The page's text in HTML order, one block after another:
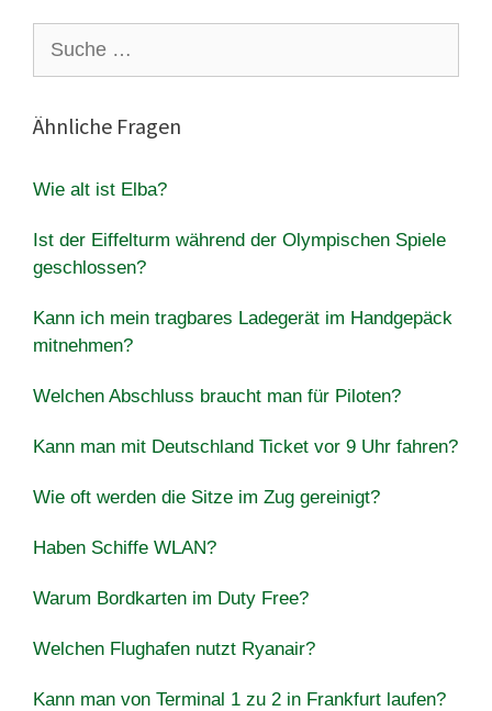
nach:
Ähnliche Fragen
Wie alt ist Elba?
Ist der Eiffelturm während der Olympischen Spiele
geschlossen?
Kann ich mein tragbares Ladegerät im Handgepäck
mitnehmen?
Welchen Abschluss braucht man für Piloten?
Kann man mit Deutschland Ticket vor 9 Uhr fahren?
Wie oft werden die Sitze im Zug gereinigt?
Haben Schiffe WLAN?
Warum Bordkarten im Duty Free?
Welchen Flughafen nutzt Ryanair?
Kann man von Terminal 1 zu 2 in Frankfurt laufen?